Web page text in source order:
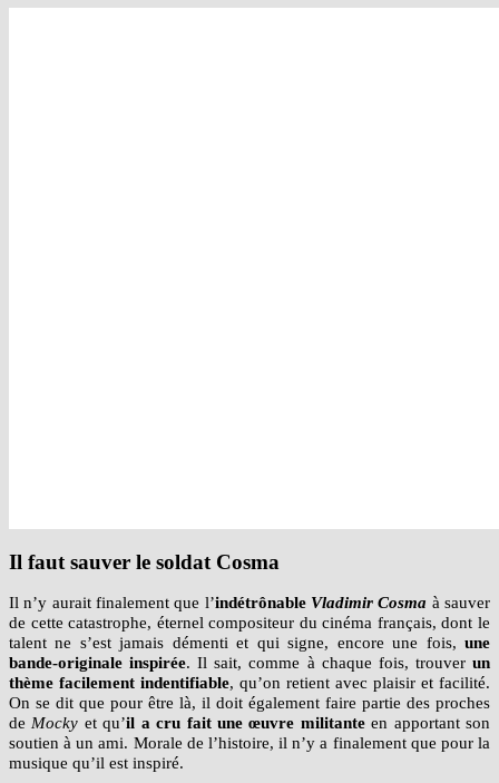
Il faut sauver le soldat Cosma
Il n’y aurait finalement que l’ indétrônable Vladimir Cosma à sauver
de cette catastrophe, éternel compositeur du cinéma français, dont le
talent ne s’est jamais démenti et qui signe, encore une fois, une
bande-originale inspirée. Il sait, comme à chaque fois, trouver un
thème facilement indentifiable, qu’on retient avec plaisir et facilité.
On se dit que pour être là, il doit également faire partie des proches
de Mocky et qu’il a cru fait une œuvre militanteen apportant son
soutien à un ami. Morale de l’histoire, il n’y a finalement que pour la
musique qu’il est inspiré.